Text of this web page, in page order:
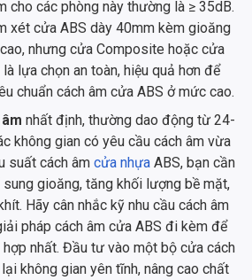
cho các phòng này thường là ≥ 35dB.
xét cửa ABS dày 40mm kèm gioăng
nhưng cửa Composite hoặc cửa
lựa chọn an toàn, hiệu quả hơn để
chuẩn cách âm cửa ABS ở mức cao.
nhất định, thường dao động từ 24-
không gian có yêu cầu cách âm vừa
suất cách âm cửa nhựa ABS, bạn cần
gioăng, tăng khối lượng bề mặt,
Hãy cân nhắc kỹ nhu cầu cách âm
pháp cách âm cửa ABS đi kèm để
nhất. Đầu tư vào một bộ cửa cách
không gian yên tĩnh, nâng cao chất